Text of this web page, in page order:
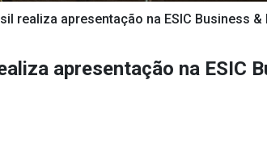
realiza apresentação na ESIC Business
apresentação na ESIC